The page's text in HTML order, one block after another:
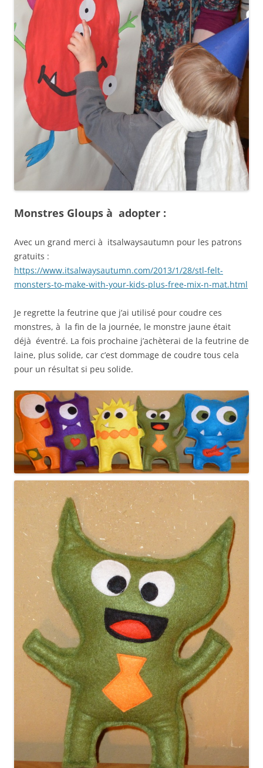
Monstres Gloups à adopter :
Avec un grand merci à itsalwaysautumn pour les patrons
gratuits :
https://www.itsalwaysautumn.com/2013/1/28/stl-felt-
monsters-to-make-with-your-kids-plus-free-mix-n-mat.html
Je regrette la feutrine que j’ai utilisé pour coudre ces
monstres, à la fin de la journée, le monstre jaune était
déjà éventré. La fois prochaine j’achèterai de la feutrine de
laine, plus solide, car c’est dommage de coudre tous cela
pour un résultat si peu solide.